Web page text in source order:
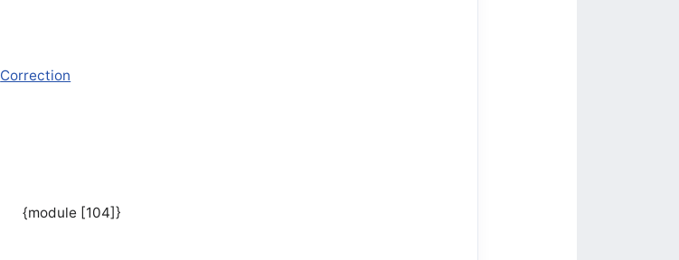
Correction
{module [104]}